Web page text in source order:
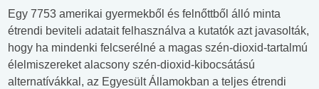
Egy 7753 amerikai gyermekből és felnőttből álló minta
étrendi beviteli adatait felhasználva a kutatók azt javasolták,
hogy ha mindenki felcserélné a magas szén-dioxid-tartalmú
élelmiszereket alacsony szén-dioxid-kibocsátású
alternatívákkal, az Egyesült Államokban a teljes étrendi